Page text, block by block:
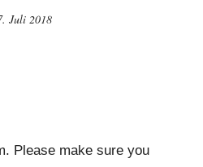
Juli 2018
Please make sure you